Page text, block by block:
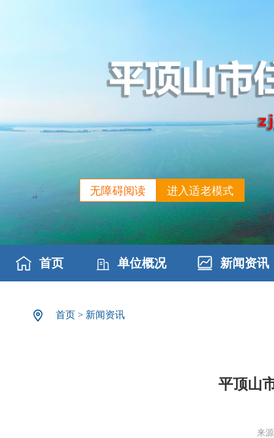
进入适老模式
无障碍阅读
首页 单位概况 新闻资讯
首页 > 新闻资讯
平顶山
来